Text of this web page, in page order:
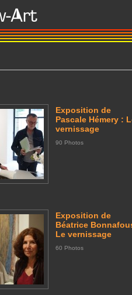
Exposition de
Pascale Hémery :
vernissage
90 Photos
Exposition de
Béatrice
Le vernissage
60 Photos